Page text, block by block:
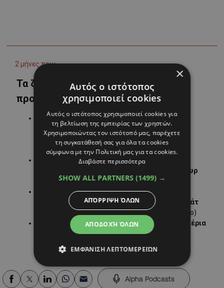
Alpha Podcasts
×
Αυτός ο ιστότοπος
χρησιμοποιεί cookies
Αυτός ο ιστότοπος χρησιμοποιεί cookies για
τη βελτίωση της εμπειρίας των χρηστών.
Χρησιμοποιώντας τον ιστότοπό μας, παρέχετε
τη συγκατάθεσή σας για όλα τα cookies
σύμφωνα με την Πολιτική μας για τα cookies.
Διαβάστε περισσότερα
SHOW ALL PARTNERS (1499) →
ΑΠΟΔΟΧΉ ΌΛΩΝ
ΑΠΌΡΡΙΨΗ ΌΛΩΝ
ΕΜΦΆΝΙΣΗ ΛΕΠΤΟΜΕΡΕΙΏΝ